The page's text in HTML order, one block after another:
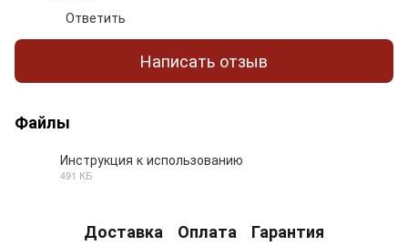
Ответить
Написать отзыв
Файлы
Инструкция к использованию
491 КБ
Доставка Оплата Гарантия